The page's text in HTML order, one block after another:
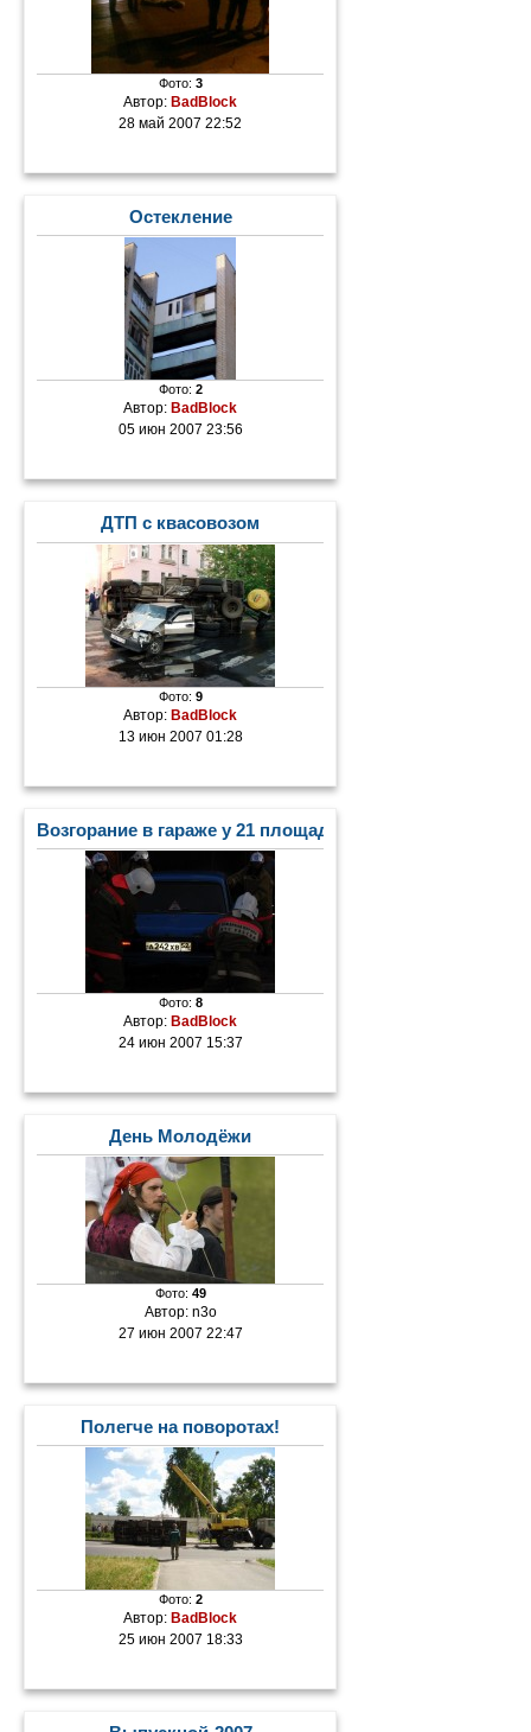
Фото: 3
Автор: BadBlock
28 май 2007 22:52
Остекление
Фото: 2
Автор: BadBlock
05 июн 2007 23:56
ДТП с квасовозом
Фото: 9
Автор:BadBlock
13 июн 2007 01:28
Возгорание в гараже у 21 площадки
Фото: 8
Автор:BadBlock
24 июн 2007 15:37
День Молодёжи
Фото: 49
Автор: n3o
27 июн 2007 22:47
Полегче на поворотах!
Фото: 2
Автор: BadBlock
25 июн 2007 18:33